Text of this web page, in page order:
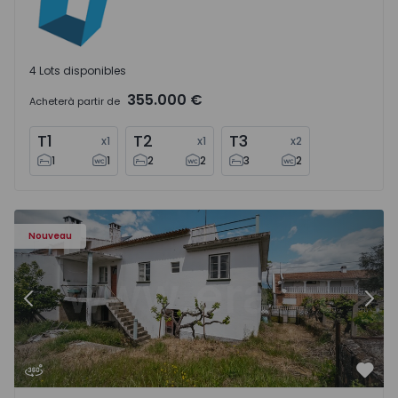
4 Lots disponibles
Acheterà partir de 355.000 €
T1 x1
1
1
T2 x1
2
2
T3 x2
3
2
Nouveau
Maison Jumelée T4 Covilhã, Ourondo - 1574309 - 8
Précédent